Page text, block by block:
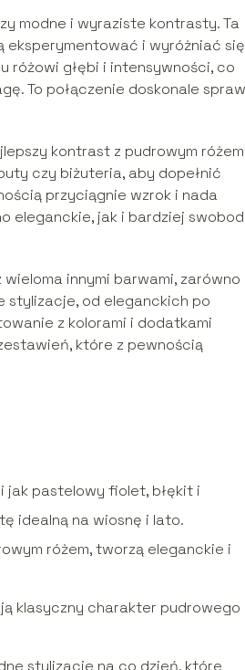
modne i wyraziste kontrasty. Ta
eksperymentować i wyróżniać
różowi głębi i intensywności, co
To połączenie doskonale
kontrast z pudrowym
czy biżuteria, aby dopełnić
przyciągnie wzrok i nada
eleganckie, jak i bardziej
innymi barwami, zarówno
stylizacje, od eleganckich po
z kolorami i dodatkami
które z pewnością
jak pastelowy fiolet, błękit i
idealną na wiosnę i lato.
różem, tworzą eleganckie i
klasyczny charakter pudrowego
stylizacje na co dzień, które